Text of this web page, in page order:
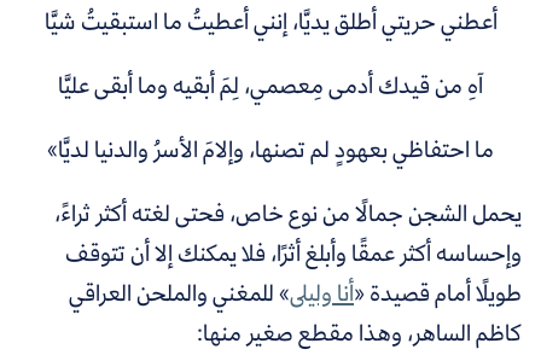
أعطني حريتي أطلق يديَّا، إنني أعطيتُ ما استبقيتُ شيَّا
آهِ من قيدك أدمى مِعصمي، لِمَ أبقيه وما أبقى عليَّا
ما احتفاظي بعهودٍ لم تصنها، وإلامَ الأسرُ والدنيا لديَّا»
يحمل الشجن جمالًا من نوع خاص، فحتى لغته أكثر ثراءً،
وإحساسه أكثر عمقًا وأبلغ أثرًا، فلا يمكنك إلا أن تتوقف
طويلًا أمام قصيدة «أنا وليلى» للمغني والملحن العراقي
كاظم الساهر، وهذا مقطع صغير منها: